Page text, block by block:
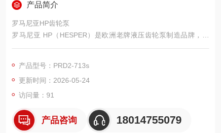
产品简介
罗马尼亚HP齿轮泵
罗马尼亚 HP（HESPER）是欧洲老牌液压齿轮泵制造品牌，依
托成熟液压技术生产，产品通用性强，常适配替换多款进口齿轮
产品型号：PRD2-713s
更新时间：2026-05-24
访问量：91
产品咨询 18014755079